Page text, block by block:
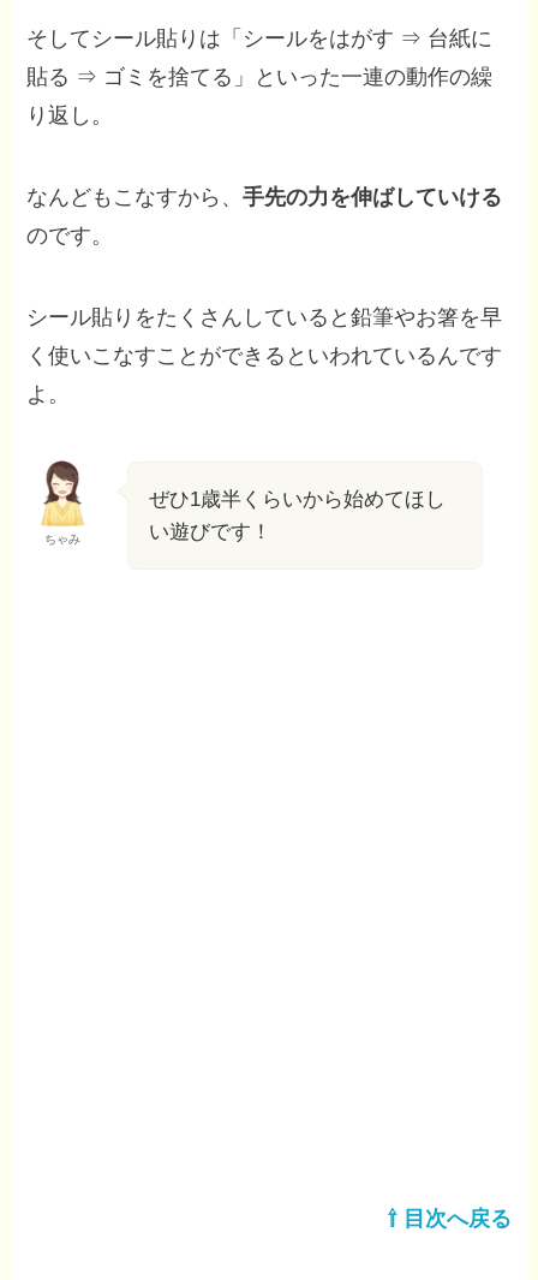
そしてシール貼りは「シールをはがす ⇒ 台紙に
貼る ⇒ ゴミを捨てる」といった一連の動作の繰
り返し。
なんどもこなすから、手先の力を伸ばしていける
のです。
シール貼りをたくさんしていると鉛筆やお箸を早
く使いこなすことができるといわれているんです
よ。
ちゃみ
ぜひ1歳半くらいから始めてほし
い遊びです！
⇧ 目次へ戻る